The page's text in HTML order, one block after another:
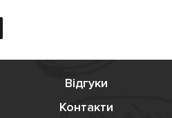
Відгуки
Контакти